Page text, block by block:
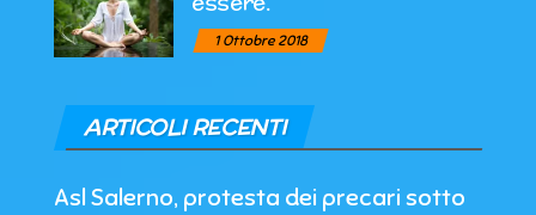
1 Ottobre 2018
ARTICOLI RECENTI
Asl Salerno, protesta dei precari sotto